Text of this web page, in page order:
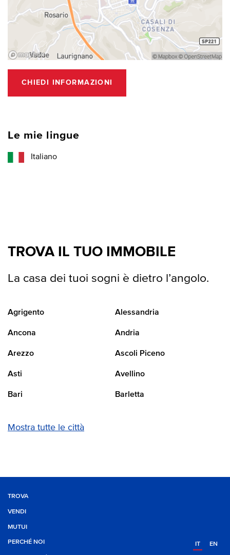
CHIEDI INFORMAZIONI
Le mie lingue
Italiano
TROVA IL TUO IMMOBILE
La casa dei tuoi sogni è dietro l’angolo.
Agrigento Alessandria
Ancona Andria
Arezzo Ascoli Piceno
Asti Avellino
Bari Barletta
Mostra tutte le città
TROVA
VENDI
MUTUI
PERCHÉ NOI IT EN